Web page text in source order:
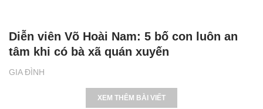
GIA ĐÌNH
Diễn viên Võ Hoài Nam: 5 bố con luôn an
tâm khi có bà xã quán xuyến
XEM THÊM BÀI VIẾT